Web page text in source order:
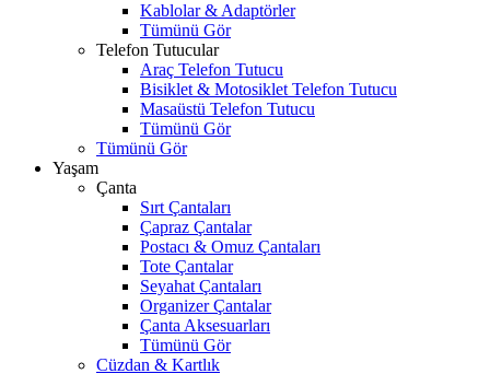
Kablolar & Adaptörler
Tümünü Gör
Telefon Tutucular
Araç Telefon Tutucu
Bisiklet & Motosiklet Telefon Tutucu
Masaüstü Telefon Tutucu
Tümünü Gör
Tümünü Gör
Yaşam
Çanta
Sırt Çantaları
Çapraz Çantalar
Postacı & Omuz Çantaları
Tote Çantalar
Seyahat Çantaları
Organizer Çantalar
Çanta Aksesuarları
Tümünü Gör
Cüzdan & Kartlık